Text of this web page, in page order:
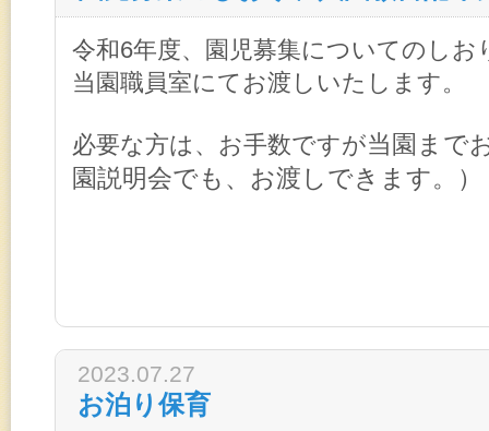
令和6年度、園児募集についてのしお
当園職員室にてお渡しいたします。
必要な方は、お手数ですが当園まで
園説明会でも、お渡しできます。）
2023.07.27
お泊り保育